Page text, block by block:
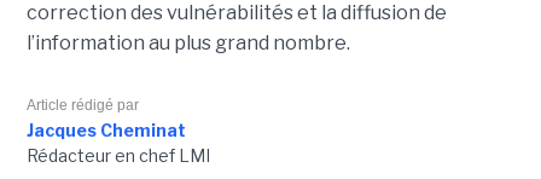
correction des vulnérabilités et la diffusion de
l’information au plus grand nombre.
Article rédigé par
Jacques Cheminat
Rédacteur en chef LMI